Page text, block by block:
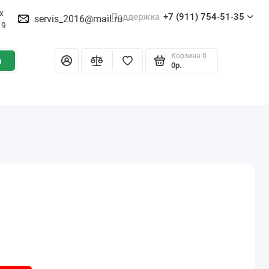
servis_2016@mail.ruПоддержка +7 (911) 754-51-35
Корзина 0
0р.